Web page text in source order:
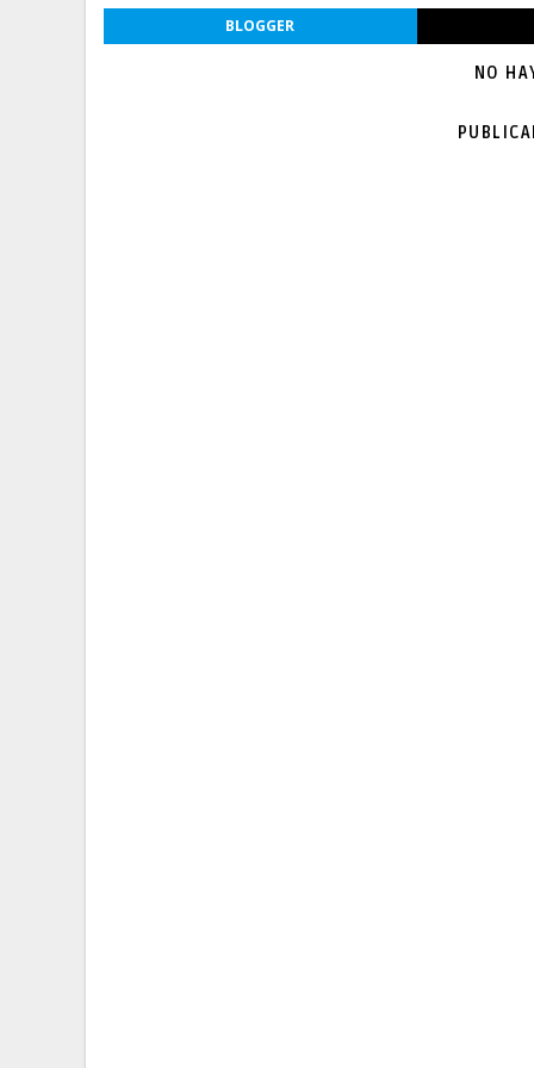
BLOGGER
NO